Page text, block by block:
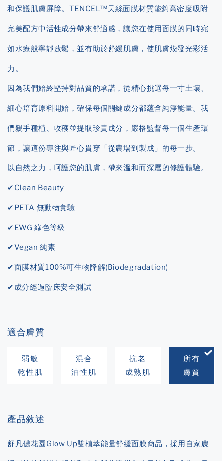
和保護肌膚屏障。TENCEL™天絲面膜材質能夠高密度吸附
完美配方中活性成分帶來舒適感，讓您在使用面膜的同時宛
如水療般寧靜放鬆，並有助於舒緩肌膚，使肌膚煥發光彩活
力。
因為我們始終堅持對品質的承諾，從精心挑選每一寸土壤、
細心培育原料開始，確保每個關鍵成分都蘊含純淨能量。我
們親手種植、收穫並提取珍貴成分，嚴格監督每一個生產環
節，讓這份專注與匠心貫穿「從農場到製成」的每一步。
以自然之力，呵護您的肌膚，帶來溫和而深層的修護體驗。
✔Clean Beauty
✔PETA 無動物實驗
✔EWG 綠色等級
✔Vegan 純素
✔面膜材質100%可生物降解(Biodegradation)
✔成分經過臨床安全測試
適合膚質
弱敏
乾性肌
混合
油性肌
抗老
成熟肌
所有
膚質
產品敘述
舒凡儂花園Glow Up雙植萃能量舒緩面膜商品，採用自家農